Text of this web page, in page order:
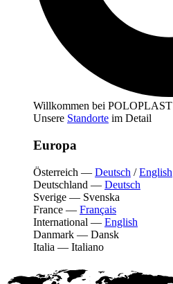
Willkommen bei POLOPLAST
Unsere Standorte im Detail
Europa
Österreich — Deutsch /English
Deutschland — Deutsch
Sverige — Svenska
France — Français
International — English
Danmark — Dansk
Italia — Italiano